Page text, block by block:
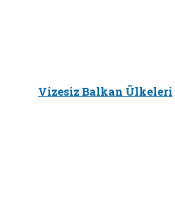
Vizesiz Balkan Ülkeleri